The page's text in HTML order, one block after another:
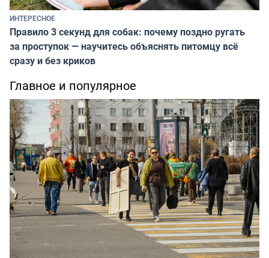
ИНТЕРЕСНОЕ
Правило 3 секунд для собак: почему поздно ругать
за проступок — научитесь объяснять питомцу всё
сразу и без криков
Главное и популярное